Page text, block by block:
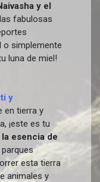
y el
fabulosas
o simplemente
luna de miel!
y
en tierra y
¡este es tu
esencia de
esta tierra
animales y